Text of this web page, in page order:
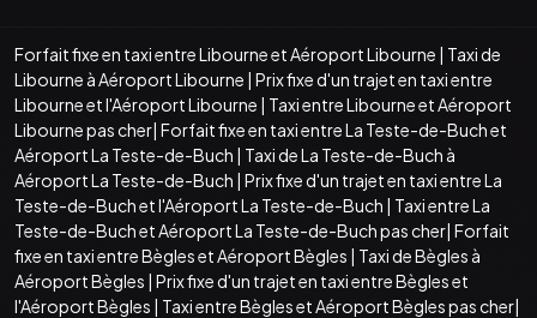
Forfait fixe en taxi entre Libourne et Aéroport Libourne | Taxi de
Libourne à Aéroport Libourne | Prix fixe d'un trajet en taxi entre
Libourne et l'Aéroport Libourne | Taxi entre Libourne et Aéroport
Libourne pas cher| Forfait fixe en taxi entre La Teste-de-Buch et
Aéroport La Teste-de-Buch | Taxi de La Teste-de-Buch à
Aéroport La Teste-de-Buch | Prix fixe d'un trajet en taxi entre La
Teste-de-Buch et l'Aéroport La Teste-de-Buch | Taxi entre La
Teste-de-Buch et Aéroport La Teste-de-Buch pas cher| Forfait
fixe en taxi entre Bègles et Aéroport Bègles | Taxi de Bègles à
Aéroport Bègles | Prix fixe d'un trajet en taxi entre Bègles et
l'Aéroport Bègles | Taxi entre Bègles et Aéroport Bègles pas cher|